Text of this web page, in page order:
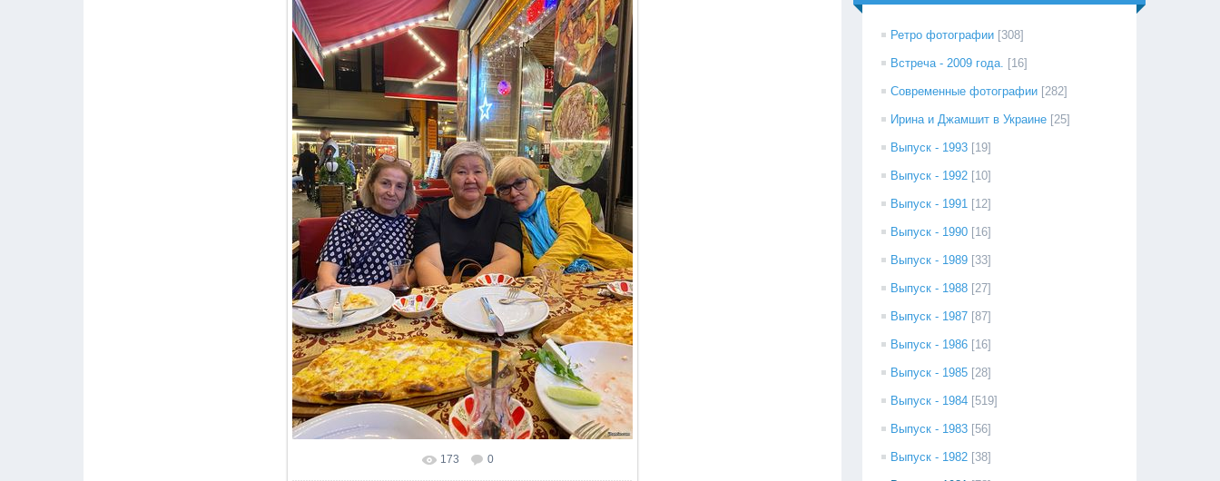
173 0
Ретро фотографии [308]
Встреча - 2009 года. [16]
Современные фотографии [282]
Ирина и Джамшит в Украине [25]
Выпуск - 1993 [19]
Выпуск - 1992 [10]
Выпуск - 1991 [12]
Выпуск - 1990 [16]
Выпуск - 1989 [33]
Выпуск - 1988 [27]
Выпуск - 1987 [87]
Выпуск - 1986 [16]
Выпуск - 1985 [28]
Выпуск - 1984 [519]
Выпуск - 1983 [56]
Выпуск - 1982 [38]